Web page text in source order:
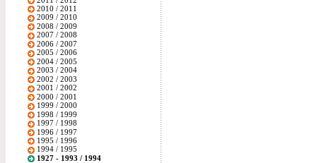
2010 / 2011
2009 / 2010
2008 / 2009
2007 / 2008
2006 / 2007
2005 / 2006
2004 / 2005
2003 / 2004
2002 / 2003
2001 / 2002
2000 / 2001
1999 / 2000
1998 / 1999
1997 / 1998
1996 / 1997
1995 / 1996
1994 / 1995
1927 - 1993 / 1994